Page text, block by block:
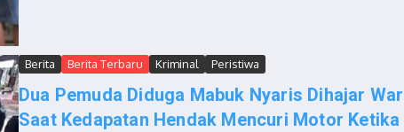
Berita Berita Terbaru Kriminal Peristiwa
Dua Pemuda Diduga Mabuk Nyaris Dihajar
Saat Kedapatan Hendak Mencuri Motor Ketika